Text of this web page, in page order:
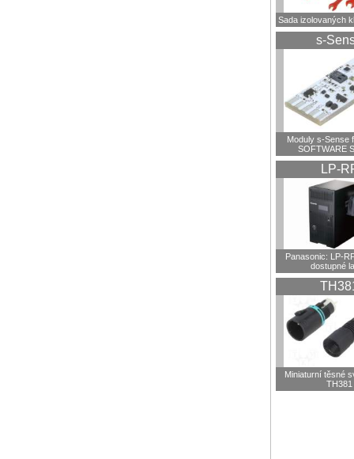
Sada izolovaných
s-
Moduly s-Sense
SOFTWARE
LP-
Panasonic: LP-
dostupné
Miniaturní těsné
TH381